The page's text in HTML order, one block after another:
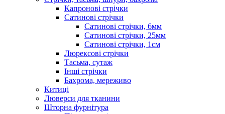
Капронові стрічки
Сатинові стрічки
Сатинові стрічки, 6мм
Сатинові стрічки, 25мм
Сатинові стрічки, 1см
Люрексові стрічки
Тасьма, сутаж
Інші стрічки
Бахрома, мереживо
Китиці
Люверси для тканини
Шторна фурнітура